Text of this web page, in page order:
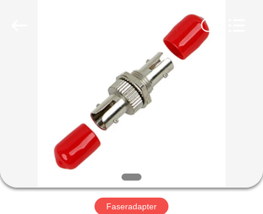
FABRIK-
Faseradapter